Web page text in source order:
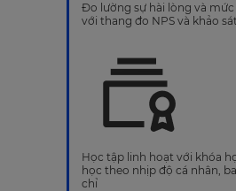
Đo lường sự hài lòng và
với thang đo NPS và khảo
Học tập linh hoạt với khóa
học theo nhịp độ cá nhân,
chỉ